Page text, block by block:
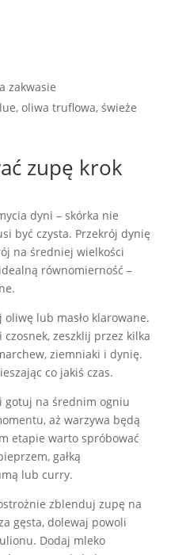
zakwasie
oliwa truflowa, świeże
zupę krok
dyni – skórka nie
być czysta. Przekrój dynię
na średniej wielkości
równomierność –
lub masło klarowane.
zeszklij przez kilka
ziemniaki i dynię.
co jakiś czas.
gotuj na średnim ogniu
aż warzywa będą
etapie warto spróbować
gałką
lub curry.
zblenduj zupę na
gęsta, dolewaj powoli
Dodaj mleko